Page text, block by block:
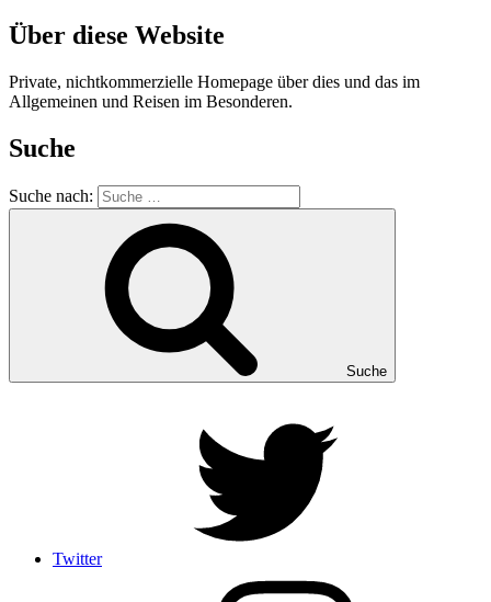
Über diese Website
Private, nichtkommerzielle Homepage über dies und das im
Allgemeinen und Reisen im Besonderen.
Suche
Suche nach:
Suche
Twitter